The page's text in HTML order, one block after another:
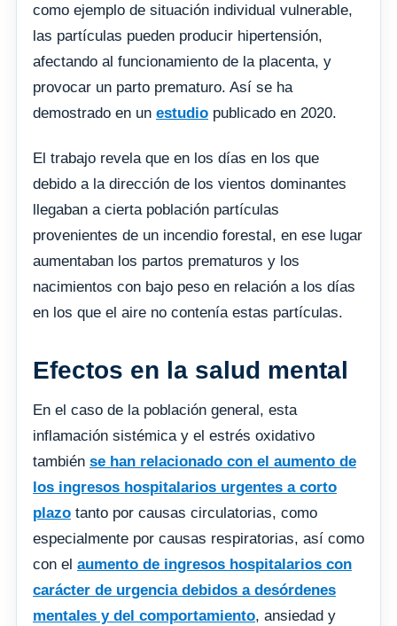
como ejemplo de situación individual vulnerable,
las partículas pueden producir hipertensión,
afectando al funcionamiento de la placenta, y
provocar un parto prematuro. Así se ha
demostrado en un estudio publicado en 2020.
El trabajo revela que en los días en los que
debido a la dirección de los vientos dominantes
llegaban a cierta población partículas
provenientes de un incendio forestal, en ese lugar
aumentaban los partos prematuros y los
nacimientos con bajo peso en relación a los días
en los que el aire no contenía estas partículas.
Efectos en la salud mental
En el caso de la población general, esta
inflamación sistémica y el estrés oxidativo
también se han relacionado con el aumento de
los ingresos hospitalarios urgentes a corto
plazo tanto por causas circulatorias, como
especialmente por causas respiratorias, así como
con el aumento de ingresos hospitalarios con
carácter de urgencia debidos a desórdenes
mentales y del comportamiento, ansiedad y